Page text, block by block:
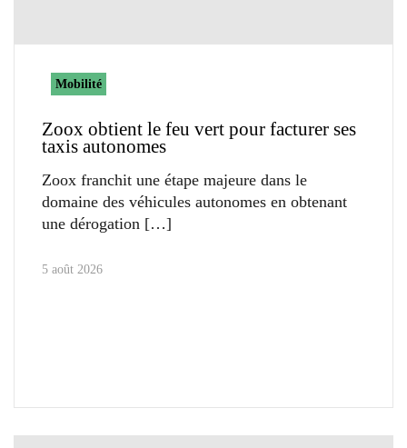
Mobilité
Zoox obtient le feu vert pour facturer ses
taxis autonomes
Zoox franchit une étape majeure dans le
domaine des véhicules autonomes en obtenant
une dérogation
5 août 2026